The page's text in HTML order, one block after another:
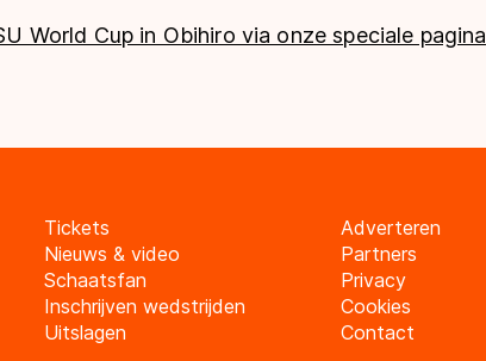
World Cup in Obihiro via onze speciale pagina
Tickets
Nieuws & video
Schaatsfan
Inschrijven wedstrijden
Uitslagen
Adverteren
Partners
Privacy
Cookies
Contact